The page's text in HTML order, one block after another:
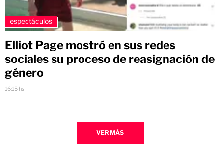
espectáculos
Elliot Page mostró en sus redes
sociales su proceso de reasignación de
género
16:15 hs
VER MÁS